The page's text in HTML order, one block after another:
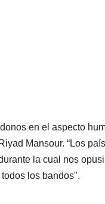
en el aspecto
Mansour. “Los
la cual nos
los bandos".